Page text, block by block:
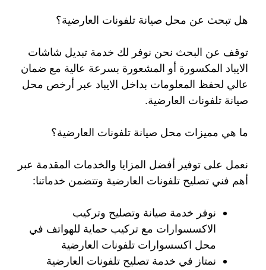
هل تبحث عن محل صيانة تلفونات العارضية؟
توقف عن البحث نحن نوفر لك خدمة تبديل شاشات
الايباد المكسورة أو المشعورة بسرعة عالية مع ضمان
عالي لحفظ المعلومات بداخل الايباد عبر أرخص محل
صيانة تلفونات العارضية.
ما هي مميزات محل صيانة تلفونات العارضية؟
نعمل على توفير أفضل المزايا والخدمات المقدمة عبر
أهم فني تصليح تلفونات العارضية وتتضمن خدماتنا:
نوفر خدمة صيانة وتصليح وتركيب
الاكسسوارات مع تركيب حماية للهواتف في
محل اكسسوارات تلفونات العارضية
نمتاز في خدمة تصليح تلفونات العارضية